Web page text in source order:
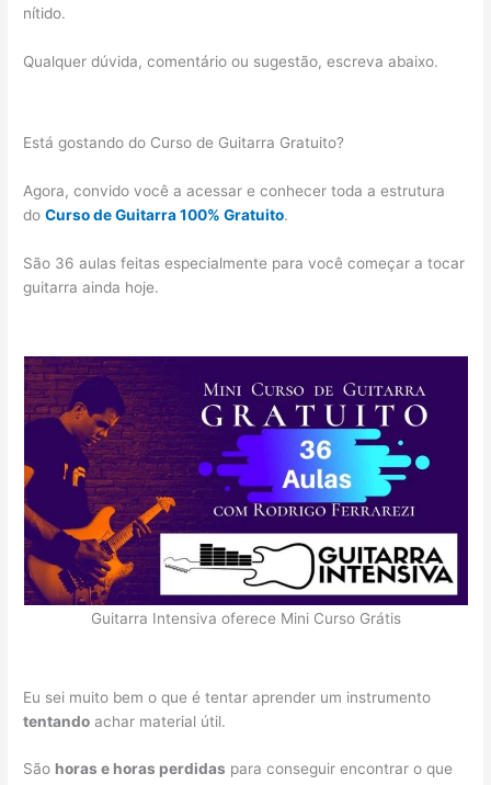
nítido.
Qualquer dúvida, comentário ou sugestão, escreva abaixo.
Está gostando do Curso de Guitarra Gratuito?
Agora, convido você a acessar e conhecer toda a estrutura
doCurso de Guitarra 100% Gratuito.
São 36 aulas feitas especialmente para você começar a tocar
guitarra ainda hoje.
Guitarra Intensiva oferece Mini Curso Grátis
Eu sei muito bem o que é tentar aprender um instrumento
tentando achar material útil.
São horas e horas perdidas para conseguir encontrar o que